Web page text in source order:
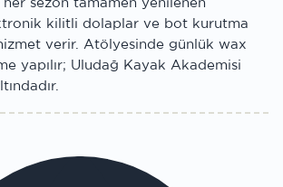
kilitli dolaplar ve bot kurutma
verir. Atölyesinde günlük wax
yapılır; Uludağ Kayak Akademisi